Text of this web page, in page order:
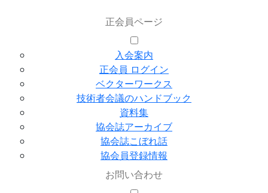
正会員ページ
入会案内
正会員 ログイン
ベクターワークス
技術者会議のハンドブック
資料集
協会誌アーカイブ
協会誌こぼれ話
協会員登録情報
お問い合わせ